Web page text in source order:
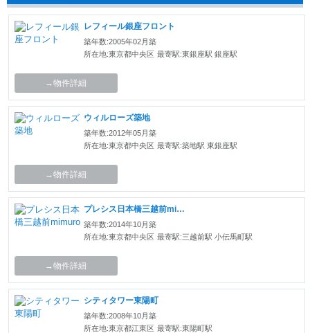
レフィール銀座フロント
築年数:2005年02月築
所在地:東京都中央区 最寄駅:東銀座駅 銀座駅
→物件詳細
ウィルローズ築地
築年数:2012年05月築
所在地:東京都中央区 最寄駅:築地駅 東銀座駅
→物件詳細
プレシス日本橋三越前mimuro
築年数:2014年10月築
所在地:東京都中央区 最寄駅:三越前駅 小伝馬町駅
→物件詳細
シティタワー東陽町
築年数:2008年10月築
所在地:東京都江東区 最寄駅:東陽町駅